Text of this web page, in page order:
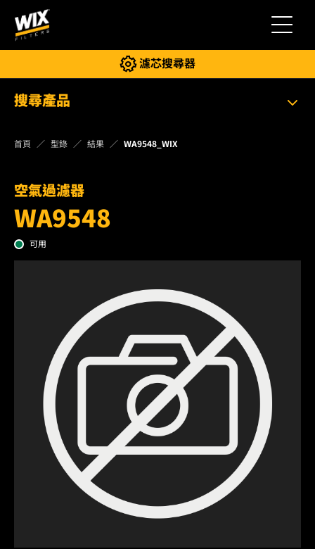
切換導航
濾芯搜尋器
搜尋產品
首頁 型錄 結果 WA9548_WIX
空氣過濾器
WA9548
可用